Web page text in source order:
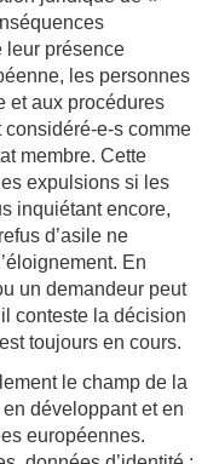
leur présence
les personnes
et aux procédures
e-s comme
membre. Cette
expulsions si les
inquiétant encore,
d’asile ne
En
un demandeur peut
conteste la décision
toujours en cours.
le champ de la
développant et en
européennes.